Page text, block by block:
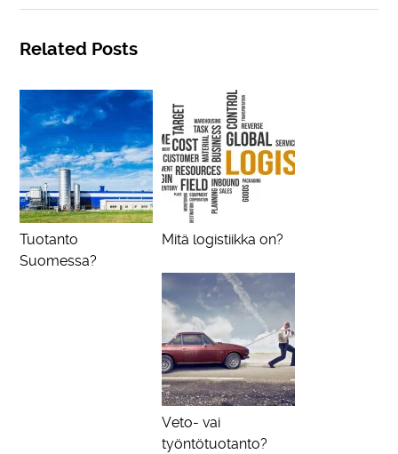
Related Posts
Tuotanto
Suomessa?
Mitä logistiikka on?
Veto- vai
työntötuotanto?